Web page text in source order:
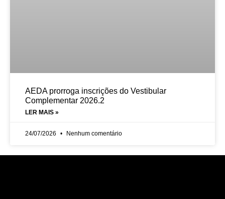
AEDA prorroga inscrições do Vestibular
Complementar 2026.2
LER MAIS »
24/07/2026 Nenhum comentário